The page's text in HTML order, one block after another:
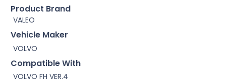
Product Brand
VALEO
Vehicle Maker
VOLVO
Compatible With
VOLVO FH VER.4